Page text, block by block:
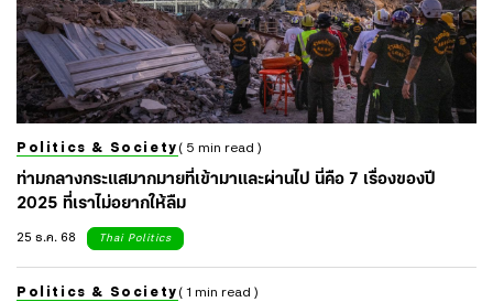
Politics & Society ( 5 min read )
ท่ามกลางกระแสมากมายที่เข้ามาและผ่านไป นี่คือ 7 เรื่องของปี
2025 ที่เราไม่อยากให้ลืม
25 ธ.ค. 68
Thai Politics
Politics & Society ( 1 min read )